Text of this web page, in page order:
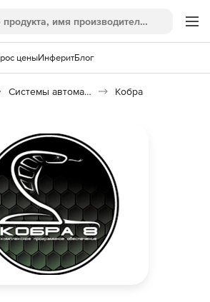
ценыИнферитБлог
Системы автоматизации Кобра